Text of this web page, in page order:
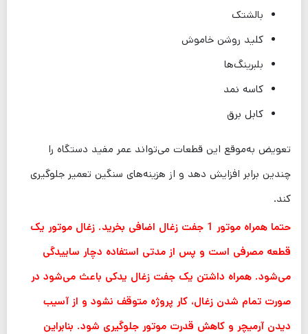
بالشتک
کلید روشن خاموش
بلبرینگ‌ها
کاسه نمد
کابل برق
تعویض به‌موقع این قطعات می‌تواند عمر مفید دستگاه را
چندین برابر افزایش دهد و از هزینه‌های سنگین تعمیر جلوگیری
کند.
حتما همراه موتور 1 جفت زغال اضافی بخرید. زغال موتور یک
قطعه مصرفی است و پس از مدتی استفاده دچار ساییدگی
می‌شود. همراه داشتن یک جفت زغال یدکی باعث می‌شود در
صورت تمام شدن زغال، کار پروژه متوقف نشود و از آسیب
دیدن آرمیچر و کاهش قدرت موتور جلوگیری شود. بنابراین